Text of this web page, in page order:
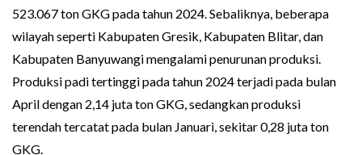
523.067 ton GKG pada tahun 2024. Sebaliknya, beberapa
wilayah seperti Kabupaten Gresik, Kabupaten Blitar, dan
Kabupaten Banyuwangi mengalami penurunan produksi.
Produksi padi tertinggi pada tahun 2024 terjadi pada bulan
April dengan 2,14 juta ton GKG, sedangkan produksi
terendah tercatat pada bulan Januari, sekitar 0,28 juta ton
GKG.